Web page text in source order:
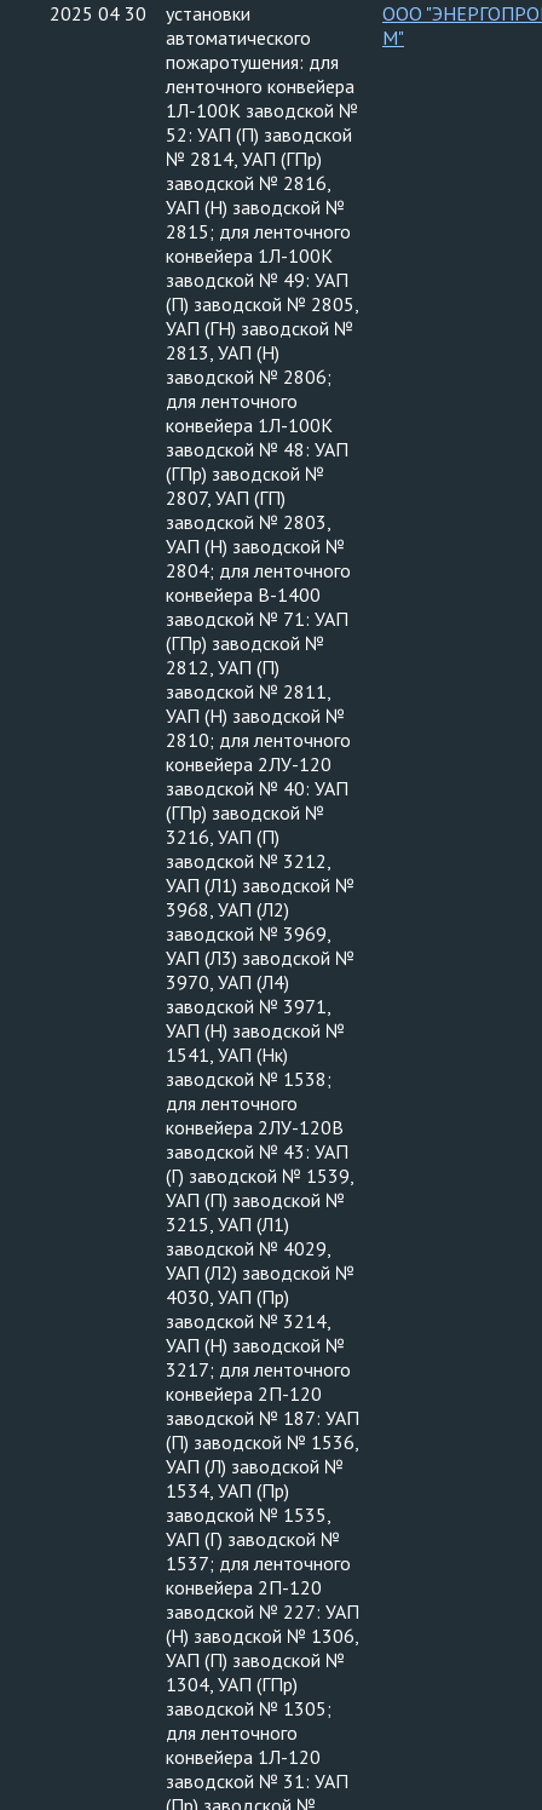
2025 04 30
установки
автоматического
пожаротушения: для
ленточного конвейера
1Л-100К заводской №
52: УАП (П) заводской
№ 2814, УАП (ГПр)
заводской № 2816,
УАП (Н) заводской №
2815; для ленточного
конвейера 1Л-100К
заводской № 49: УАП
(П) заводской № 2805,
УАП (ГН) заводской №
2813, УАП (Н)
заводской № 2806;
для ленточного
конвейера 1Л-100К
заводской № 48: УАП
(ГПр) заводской №
2807, УАП (ГП)
заводской № 2803,
УАП (Н) заводской №
2804; для ленточного
конвейера В-1400
заводской № 71: УАП
(ГПр) заводской №
2812, УАП (П)
заводской № 2811,
УАП (Н) заводской №
2810; для ленточного
конвейера 2ЛУ-120
заводской № 40: УАП
(ГПр) заводской №
3216, УАП (П)
заводской № 3212,
УАП (Л1) заводской №
3968, УАП (Л2)
заводской № 3969,
УАП (Л3) заводской №
3970, УАП (Л4)
заводской № 3971,
УАП (Н) заводской №
1541, УАП (Нк)
заводской № 1538;
для ленточного
конвейера 2ЛУ-120В
заводской № 43: УАП
(Г) заводской № 1539,
УАП (П) заводской №
3215, УАП (Л1)
заводской № 4029,
УАП (Л2) заводской №
4030, УАП (Пр)
заводской № 3214,
УАП (Н) заводской №
3217; для ленточного
конвейера 2П-120
заводской № 187: УАП
(П) заводской № 1536,
УАП (Л) заводской №
1534, УАП (Пр)
заводской № 1535,
УАП (Г) заводской №
1537; для ленточного
конвейера 2П-120
заводской № 227: УАП
(Н) заводской № 1306,
УАП (П) заводской №
1304, УАП (ГПр)
заводской № 1305;
для ленточного
конвейера 1Л-120
заводской № 31: УАП
(Пр) заводской №
ООО
М"